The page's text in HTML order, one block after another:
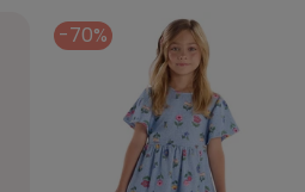
-70%